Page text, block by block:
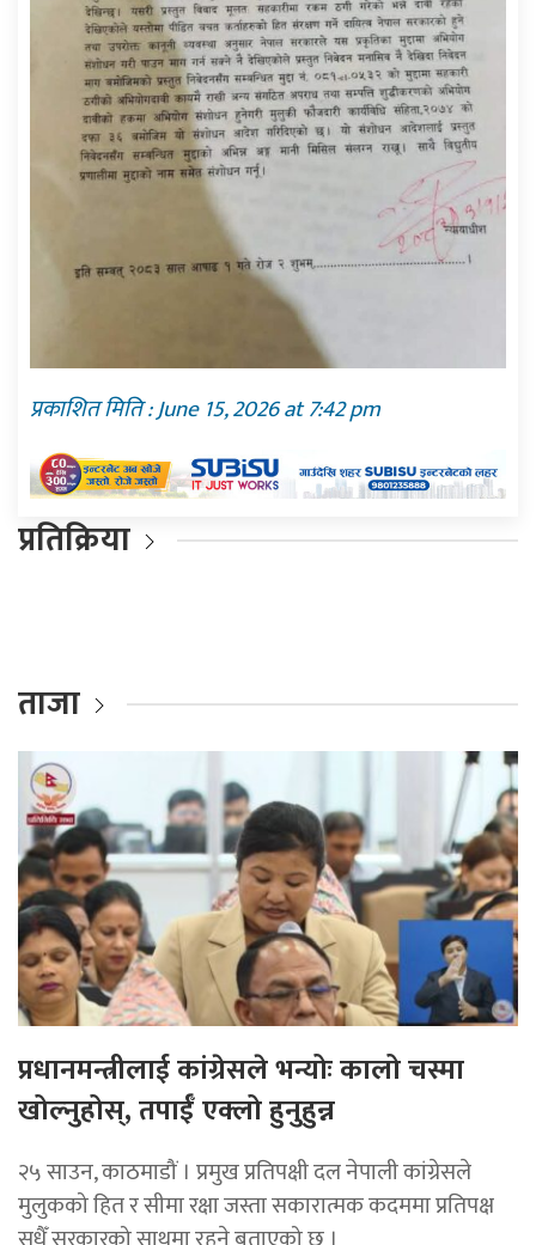
प्रकाशित मिति : June 15, 2026 at 7:42 pm
प्रतिक्रिया
ताजा
प्रधानमन्त्रीलाई कांग्रेसले भन्योः कालो चस्मा
खोल्नुहोस्, तपाईँ एक्लो हुनुहुन्न
२५ साउन, काठमाडौं । प्रमुख प्रतिपक्षी दल नेपाली कांग्रेसले
मुलुकको हित र सीमा रक्षा जस्ता सकारात्मक कदममा प्रतिपक्ष